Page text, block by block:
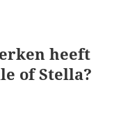
heeft
of Stella?